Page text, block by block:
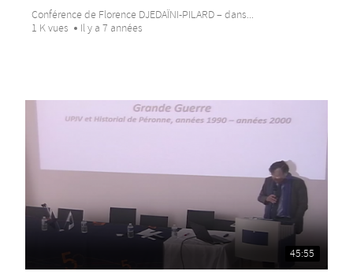
Conférence de Florence DJEDAÏNI-PILARD – dans...
1 K vues
Il y a 7 années
45:55